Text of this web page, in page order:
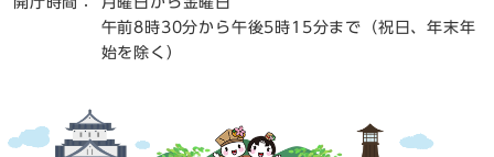
午前8時30分から午後5時15分まで（祝日、年末年
始を除く）